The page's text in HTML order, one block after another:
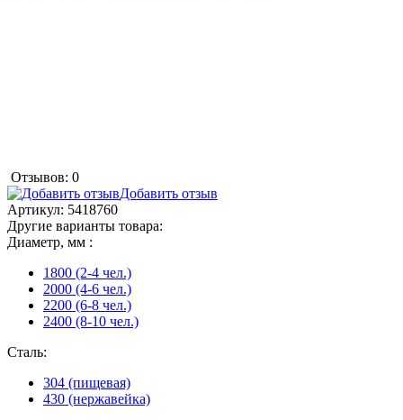
Отзывов: 0
Добавить отзыв
Артикул: 5418760
Другие варианты товара:
Диаметр, мм :
1800 (2-4 чел.)
2000 (4-6 чел.)
2200 (6-8 чел.)
2400 (8-10 чел.)
Сталь:
304 (пищевая)
430 (нержавейка)